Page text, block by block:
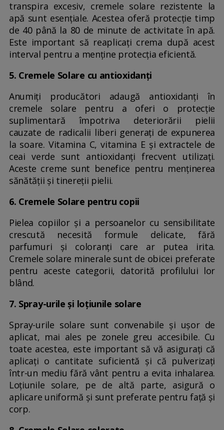
transpira excesiv, cremele solare rezistente la
apă sunt esențiale. Acestea oferă protecție timp
de 40 până la 80 de minute de activitate în apă.
Este important să reaplicați crema după acest
interval pentru a menține protecția eficientă.
5. Cremele Solare cu antioxidanți
Anumiți producători adaugă antioxidanți în
cremele solare pentru a oferi o protecție
suplimentară împotriva deteriorării pielii
cauzate de radicalii liberi generați de expunerea
la soare. Vitamina C, vitamina E și extractele de
ceai verde sunt antioxidanți frecvent utilizați.
Aceste creme sunt benefice pentru menținerea
sănătății și tinereții pielii.
6. Cremele Solare pentru copii
Pielea copiilor și a persoanelor cu sensibilitate
crescută necesită formule delicate, fără
parfumuri și coloranți care ar putea irita.
Cremele solare minerale sunt de obicei preferate
pentru aceste categorii, datorită profilului lor
blând.
7. Spray-urile și loțiunile solare
Spray-urile solare sunt convenabile și ușor de
aplicat, mai ales pe zonele greu accesibile. Cu
toate acestea, este important să vă asigurați că
aplicați o cantitate suficientă și că pulverizați
într-un mediu fără vânt pentru a evita inhalarea.
Loțiunile solare, pe de altă parte, asigură o
aplicare uniformă și sunt preferate pentru față și
corp.